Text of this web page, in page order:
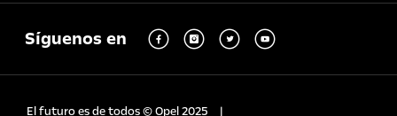
Síguenos en
El futuro es de todos © Opel 2025